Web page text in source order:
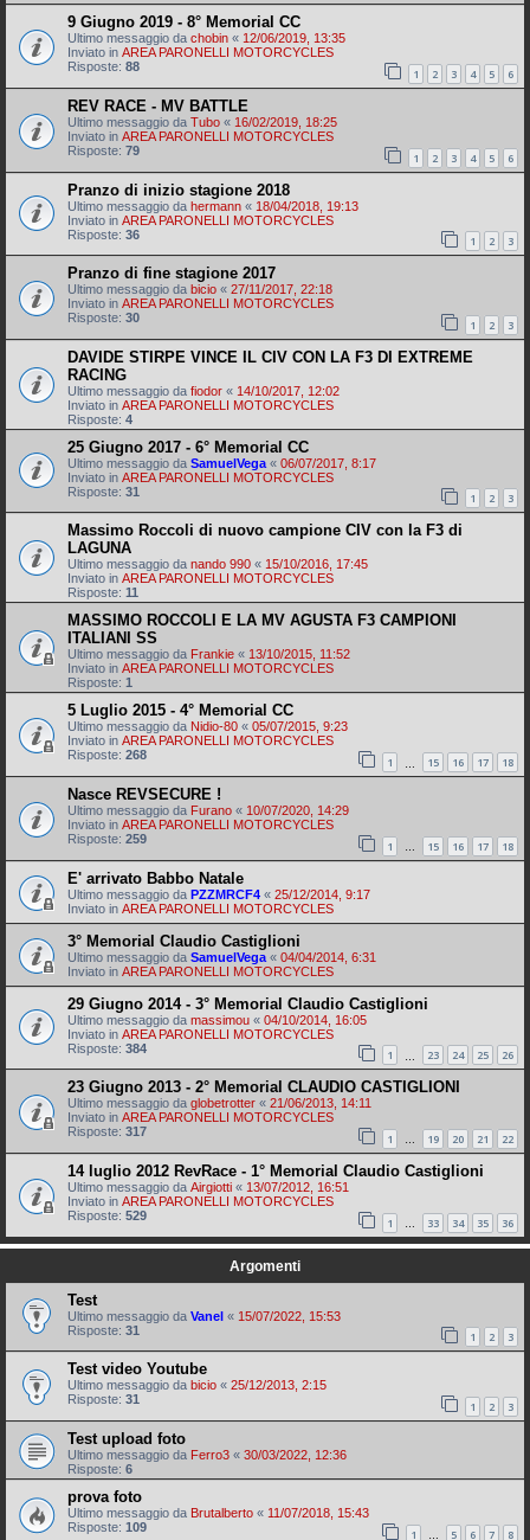
9 Giugno 2019 - 8° Memorial CC
Ultimo messaggio da chobin « 12/06/2019, 13:35
Inviato in AREA PARONELLI MOTORCYCLES
Risposte: 88 1 2 3 4 5 6
REV RACE - MV BATTLE
Ultimo messaggio da Tubo « 16/02/2019, 18:25
Inviato in AREA PARONELLI MOTORCYCLES
Risposte: 79 1 2 3 4 5 6
Pranzo di inizio stagione 2018
Ultimo messaggio da hermann « 18/04/2018, 19:13
Inviato in AREA PARONELLI MOTORCYCLES
Risposte: 36 1 2 3
Pranzo di fine stagione 2017
Ultimo messaggio da bicio « 27/11/2017, 22:18
Inviato in AREA PARONELLI MOTORCYCLES
Risposte: 30 1 2 3
DAVIDE STIRPE VINCE IL CIV CON LA F3 DI EXTREME
RACING
Ultimo messaggio da fiodor « 14/10/2017, 12:02
Inviato in AREA PARONELLI MOTORCYCLES
Risposte: 4
25 Giugno 2017 - 6° Memorial CC
Ultimo messaggio da SamuelVega « 06/07/2017, 8:17
Inviato in AREA PARONELLI MOTORCYCLES
Risposte: 31 1 2 3
Massimo Roccoli di nuovo campione CIV con la F3 di
LAGUNA
Ultimo messaggio da nando 990 « 15/10/2016, 17:45
Inviato in AREA PARONELLI MOTORCYCLES
Risposte: 11
MASSIMO ROCCOLI E LA MV AGUSTA F3 CAMPIONI
ITALIANI SS
Ultimo messaggio da Frankie « 13/10/2015, 11:52
Inviato in AREA PARONELLI MOTORCYCLES
Risposte: 1
5 Luglio 2015 - 4° Memorial CC
Ultimo messaggio da Nidio-80 « 05/07/2015, 9:23
Inviato in AREA PARONELLI MOTORCYCLES
Risposte: 268 1 15 16 17 18
Nasce REVSECURE !
Ultimo messaggio da Furano « 10/07/2020, 14:29
Inviato in AREA PARONELLI MOTORCYCLES
Risposte: 259 1 … 15 16 17 18
E' arrivato Babbo Natale
Ultimo messaggio da PZZMRCF4 « 25/12/2014, 9:17
Inviato in AREA PARONELLI MOTORCYCLES
3° Memorial Claudio Castiglioni
Ultimo messaggio da SamuelVega « 04/04/2014, 6:31
Inviato in AREA PARONELLI MOTORCYCLES
29 Giugno 2014 - 3° Memorial Claudio Castiglioni
Ultimo messaggio da massimou « 04/10/2014, 16:05
Inviato in AREA PARONELLI MOTORCYCLES
Risposte: 384 1 23 24 25 26
23 Giugno 2013 - 2° Memorial CLAUDIO CASTIGLIONI
Ultimo messaggio da globetrotter « 21/06/2013, 14:11
Inviato in AREA PARONELLI MOTORCYCLES
Risposte: 317 1 … 19 20 21 22
14 luglio 2012 RevRace - 1° Memorial Claudio Castiglioni
Ultimo messaggio da Airgiotti « 13/07/2012, 16:51
Inviato in AREA PARONELLI MOTORCYCLES
Risposte: 529 1 … 33 34 35 36
Argomenti
Test
Ultimo messaggio da Vanel « 15/07/2022, 15:53
Risposte: 31 1 2 3
Test video Youtube
Ultimo messaggio da bicio « 25/12/2013, 2:15
Risposte: 31 1 2 3
Test upload foto
Ultimo messaggio da Ferro3 « 30/03/2022, 12:36
Risposte: 6
prova foto
Ultimo messaggio da Brutalberto « 11/07/2018, 15:43
Risposte: 109 1 … 5 6 7 8